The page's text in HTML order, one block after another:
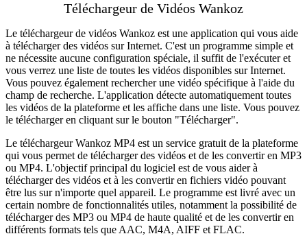
Téléchargeur de Vidéos Wankoz
Le téléchargeur de vidéos Wankoz est une application qui vous aide
à télécharger des vidéos sur Internet. C'est un programme simple et
ne nécessite aucune configuration spéciale, il suffit de l'exécuter et
vous verrez une liste de toutes les vidéos disponibles sur Internet.
Vous pouvez également rechercher une vidéo spécifique à l'aide du
champ de recherche. L'application détecte automatiquement toutes
les vidéos de la plateforme et les affiche dans une liste. Vous pouvez
le télécharger en cliquant sur le bouton "Télécharger".
Le téléchargeur Wankoz MP4 est un service gratuit de la plateforme
qui vous permet de télécharger des vidéos et de les convertir en MP3
ou MP4. L'objectif principal du logiciel est de vous aider à
télécharger des vidéos et à les convertir en fichiers vidéo pouvant
être lus sur n'importe quel appareil. Le programme est livré avec un
certain nombre de fonctionnalités utiles, notamment la possibilité de
télécharger des MP3 ou MP4 de haute qualité et de les convertir en
différents formats tels que AAC, M4A, AIFF et FLAC.